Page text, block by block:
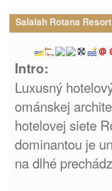
Salalah Rotana Resort
Intro:
Luxusný
ománskej
hotelovej siete
dominantou je
na dlhé